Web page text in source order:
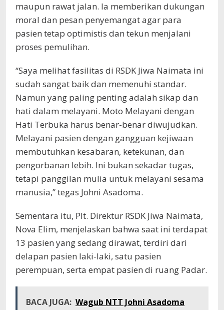
maupun rawat jalan. Ia memberikan dukungan
moral dan pesan penyemangat agar para
pasien tetap optimistis dan tekun menjalani
proses pemulihan.
“Saya melihat fasilitas di RSDK Jiwa Naimata ini
sudah sangat baik dan memenuhi standar.
Namun yang paling penting adalah sikap dan
hati dalam melayani. Moto Melayani dengan
Hati Terbuka harus benar-benar diwujudkan.
Melayani pasien dengan gangguan kejiwaan
membutuhkan kesabaran, ketekunan, dan
pengorbanan lebih. Ini bukan sekadar tugas,
tetapi panggilan mulia untuk melayani sesama
manusia,” tegas Johni Asadoma.
Sementara itu, Plt. Direktur RSDK Jiwa Naimata,
Nova Elim, menjelaskan bahwa saat ini terdapat
13 pasien yang sedang dirawat, terdiri dari
delapan pasien laki-laki, satu pasien
perempuan, serta empat pasien di ruang Padar.
BACA JUGA: Wagub NTT Johni Asadoma